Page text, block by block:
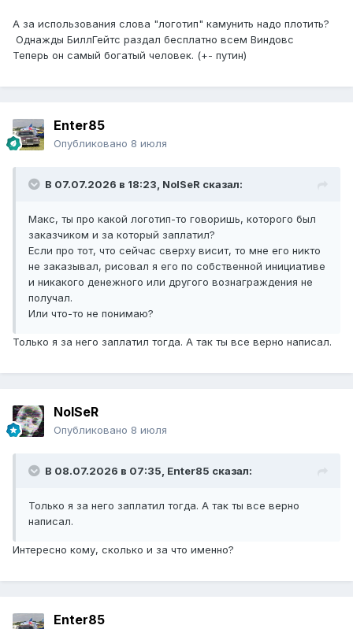
А за использования слова "логотип" камунить надо плотить?
Однажды БиллГейтс раздал бесплатно всем Виндовс
Теперь он самый богатый человек. (+- путин)
Enter85
Опубликовано 8 июля
В 07.07.2026 в 18:23, NoISeR сказал:
Макс, ты про какой логотип-то говоришь, которого был
заказчиком и за который заплатил?
Если про тот, что сейчас сверху висит, то мне его никто
не заказывал, рисовал я его по собственной инициативе
и никакого денежного или другого вознаграждения не
получал.
Или что-то не понимаю?
Только я за него заплатил тогда. А так ты все верно написал.
NoISeR
Опубликовано 8 июля
В 08.07.2026 в 07:35, Enter85 сказал:
Только я за него заплатил тогда. А так ты все верно
написал.
Интересно кому, сколько и за что именно?
Enter85